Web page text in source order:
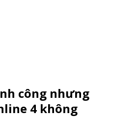
công nhưng
4 không